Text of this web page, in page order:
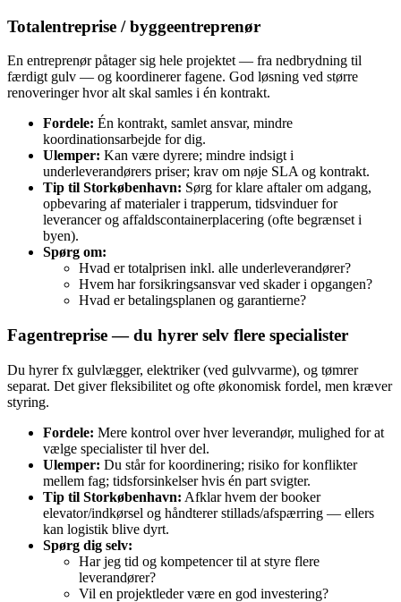
Totalentreprise / byggeentreprenør
En entreprenør påtager sig hele projektet — fra nedbrydning til
færdigt gulv — og koordinerer fagene. God løsning ved større
renoveringer hvor alt skal samles i én kontrakt.
Fordele: Én kontrakt, samlet ansvar, mindre
koordinationsarbejde for dig.
Ulemper: Kan være dyrere; mindre indsigt i
underleverandørers priser; krav om nøje SLA og kontrakt.
Tip til Storkøbenhavn: Sørg for klare aftaler om adgang,
opbevaring af materialer i trapperum, tidsvinduer for
leverancer og affaldscontainerplacering (ofte begrænset i
byen).
Spørg om:
Hvad er totalprisen inkl. alle underleverandører?
Hvem har forsikringsansvar ved skader i opgangen?
Hvad er betalingsplanen og garantierne?
Fagentreprise — du hyrer selv flere specialister
Du hyrer fx gulvlægger, elektriker (ved gulvvarme), og tømrer
separat. Det giver fleksibilitet og ofte økonomisk fordel, men kræver
styring.
Fordele: Mere kontrol over hver leverandør, mulighed for at
vælge specialister til hver del.
Ulemper: Du står for koordinering; risiko for konflikter
mellem fag; tidsforsinkelser hvis én part svigter.
Tip til Storkøbenhavn: Afklar hvem der booker
elevator/indkørsel og håndterer stillads/afspærring — ellers
kan logistik blive dyrt.
Spørg dig selv:
Har jeg tid og kompetencer til at styre flere
leverandører?
Vil en projektleder være en god investering?